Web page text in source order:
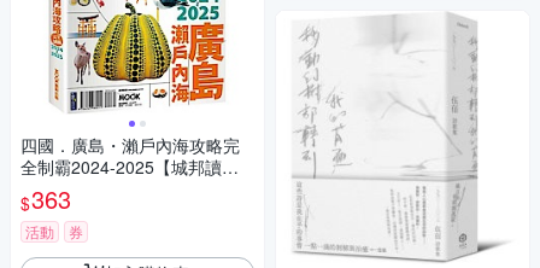
四國．廣島・瀨戶內海攻略完
全制霸2024-2025【城邦讀書
花園】
$363
活動 券